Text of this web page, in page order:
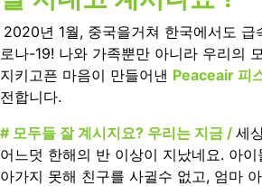
2020년 1월, 중국을거쳐 한국에서도 급
로나-19! 나와 가족뿐만 아니라 우리의
지키고픈 마음이 만들어낸 Peaceair 피
전합니다.
# 모두들 잘 계시지요? 우리는 지금 / 세
어느덧 한해의 반 이상이 지났네요. 아
아가지 못해 친구를 사귈수 없고, 엄마